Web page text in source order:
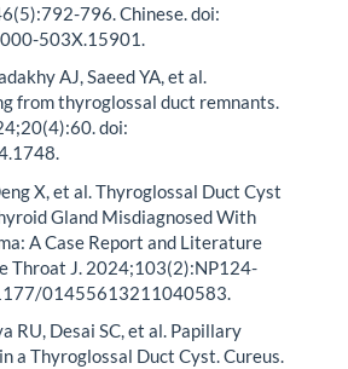
796. Chinese. doi:
503X.15901.
AJ, Saeed YA, et al.
from thyroglossal duct remnants.
doi:
X, et al. Thyroglossal Duct Cyst
Gland Misdiagnosed With
A Case Report and Literature
Throat J. 2024;103(2):NP124-
01455613211040583.
RU, Desai SC, et al. Papillary
a Thyroglossal Duct Cyst. Cureus.